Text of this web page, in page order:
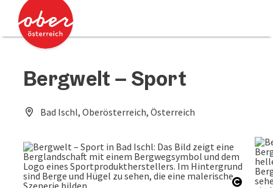
Zum Inhalt
Zum Seitenanfang
Bergwelt – Sport
Bad Ischl, Oberösterreich, Österreich